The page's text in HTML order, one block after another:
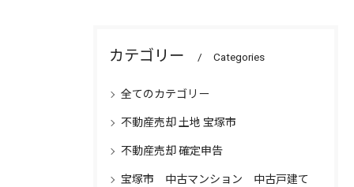
カテゴリー Categories
全てのカテゴリー
不動産売却 土地 宝塚市
不動産売却 確定申告
宝塚市 中古マンション 中古戸建て